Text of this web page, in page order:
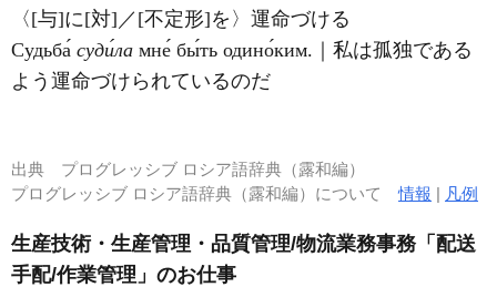
〈[与]に[対]／[不定形]を〉運命づける
Судьба́ суди́ла мне́ бы́ть одино́ким.｜私は孤独である
よう運命づけられているのだ
出典 プログレッシブ ロシア語辞典（露和編）
プログレッシブ ロシア語辞典（露和編）について情報 | 凡例
生産技術・生産管理・品質管理/物流業務事務「配送
手配/作業管理」のお仕事